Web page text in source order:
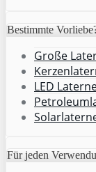
Bestimmte
Große
LED
Für jeden